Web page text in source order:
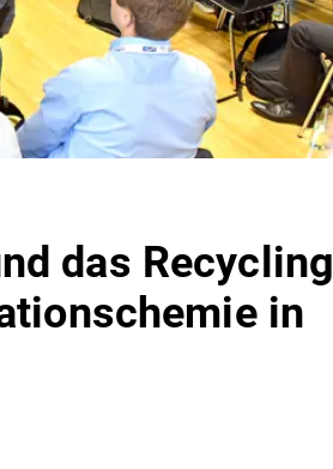
das Recycling
in